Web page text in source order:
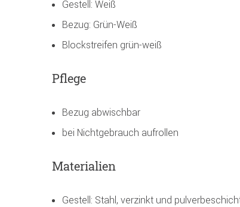
Gestell: Weiß
Bezug: Grün-Weiß
Blockstreifen grün-weiß
Pflege
Bezug abwischbar
bei Nichtgebrauch aufrollen
Materialien
Gestell: Stahl, verzinkt und